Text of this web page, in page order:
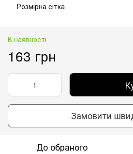
Розмірна сітка
В наявності
163 грн
Замовити
До обраного